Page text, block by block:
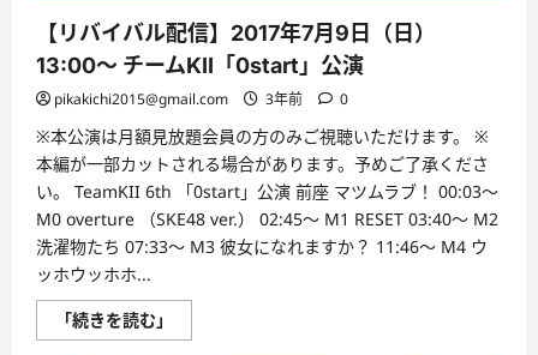
ケ
ッ
ド
に
い
さ
ら
に
読
【リバイバル配信】2017年7月9日（日）
13:00〜 チームKII「0start」公演
pikakichi2015@gmail.com 3年前 0
※本公演は月額見放題会員の方のみご視聴いただけます。 ※
本編が一部カットされる場合があります。予めご了承くださ
い。 TeamKII 6th 「0start」公演 前座 マツムラブ！ 00:03～
M0 overture （SKE48 ver.） 02:45～ M1 RESET 03:40～ M2
洗濯物たち 07:33～ M3 彼女になれますか？ 11:46～ M4 ウ
ッホウッホホ...
「続きを読む」
バ